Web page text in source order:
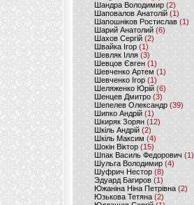
Шандра Володимир (2)
Шаповалов Анатолій(1)
Шапошніков Ростислав(1)
Шарий Анатолий(6)
Шахов Сергій(2)
Швайка Ігор (1)
Шевляк Ілля (3)
Шевцов Євген (1)
Шевченко Артем(1)
Шевченко Ігор(1)
Шеляженко Юрій (6)
Шенцев Дмитро (3)
Шепелев Олександр (39)
Шипко Андрій(1)
Шкиряк Зорян(12)
Шкіль Андрій(2)
Шкіль Максим (4)
Шокін Віктор (15)
Шпак Василь Федорович (1)
Шульга Володимир (4)
Шуфрич Нестор(8)
Эдуард Багиров (1)
Южаніна Ніна Петрівна (2)
Юзькова Тетяна(2)